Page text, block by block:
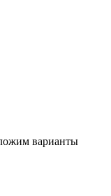
варианты